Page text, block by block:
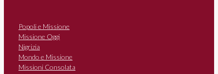
Popoli e Missione
Missione Oggi
Nigrizia
Mondo e Missione
Missioni Consolata